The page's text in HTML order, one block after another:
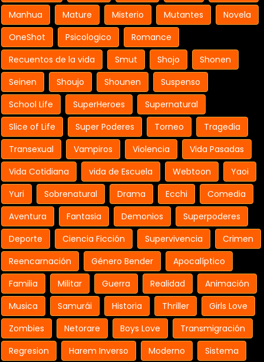
Manhua
Mature Misterio Mutantes
Novela
OneShot
Psicologico
Romance
Recuentos de la vida
Smut Shojo
Shonen
Seinen
Shoujo Shounen
Suspenso
School Life
SuperHeroes
Supernatural
Slice of Life
Super Poderes Torneo
Tragedia
Transexual
Vampiros Violencia
Vida Pasadas
Vida Cotidiana
vida de Escuela Webtoon
Yaoi
Yuri
Sobrenatural Drama Ecchi
Comedia
Aventura
Fantasia Demonios
Superpoderes
Deporte
Ciencia Ficción Supervivencia
Crimen
Reencarnación
Género Bender
Apocalíptico
Familia
Militar Guerra Realidad
Animación
Musica
Samurái Historia Thriller
Girls Love
Zombies
Netorare Boys Love
Transmigración
Regresion
Harem Inverso Moderno
Sistema